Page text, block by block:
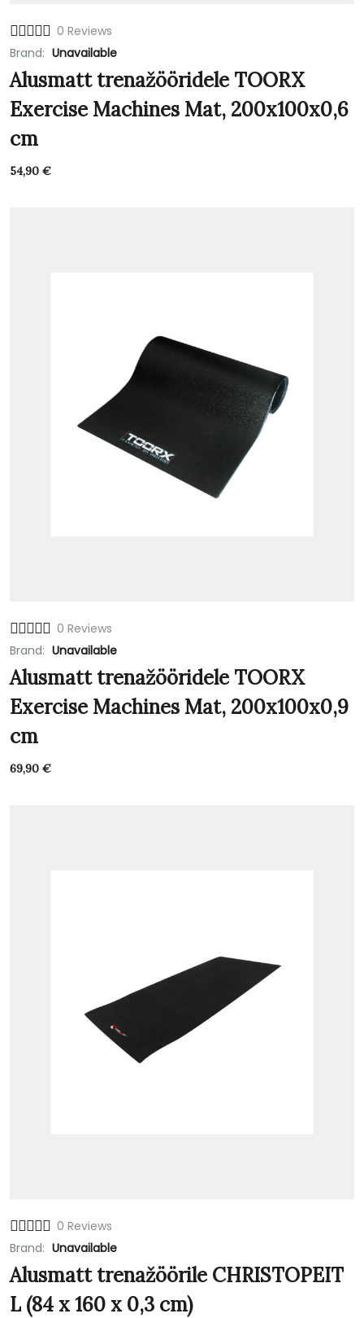
0 Reviews
Brand: Unavailable
Alusmatt trenažööridele TOORX
Exercise Machines Mat, 200x100x0,6
cm
54,90 €
0 Reviews
Brand: Unavailable
Alusmatt trenažööridele TOORX
Exercise Machines Mat, 200x100x0,9
cm
69,90 €
0 Reviews
Brand: Unavailable
Alusmatt trenažöörile CHRISTOPEIT
L (84 x 160 x 0,3 cm)